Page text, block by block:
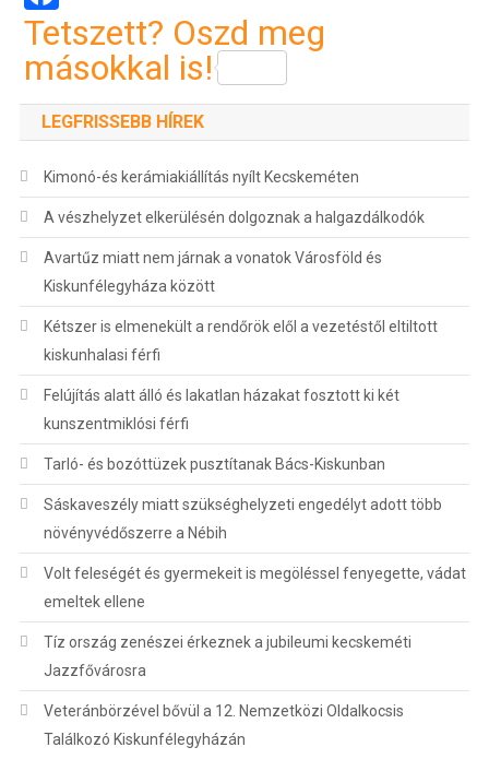
Tetszett? Oszd meg
másokkal is!
LEGFRISSEBB HÍREK
Kimonó-és kerámiakiállítás nyílt Kecskeméten
A vészhelyzet elkerülésén dolgoznak a halgazdálkodók
Avartűz miatt nem járnak a vonatok Városföld és
Kiskunfélegyháza között
Kétszer is elmenekült a rendőrök elől a vezetéstől eltiltott
kiskunhalasi férfi
Felújítás alatt álló és lakatlan házakat fosztott ki két
kunszentmiklósi férfi
Tarló- és bozóttüzek pusztítanak Bács-Kiskunban
Sáskaveszély miatt szükséghelyzeti engedélyt adott több
növényvédőszerre a Nébih
Volt feleségét és gyermekeit is megöléssel fenyegette, vádat
emeltek ellene
Tíz ország zenészei érkeznek a jubileumi kecskeméti
Jazzfővárosra
Veteránbörzével bővül a 12. Nemzetközi Oldalkocsis
Találkozó Kiskunfélegyházán